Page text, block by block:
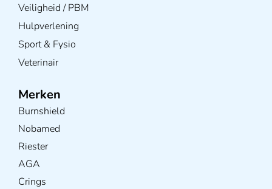
Veiligheid / PBM
Hulpverlening
Sport & Fysio
Veterinair
Merken
Burnshield
Nobamed
Riester
AGA
Crings